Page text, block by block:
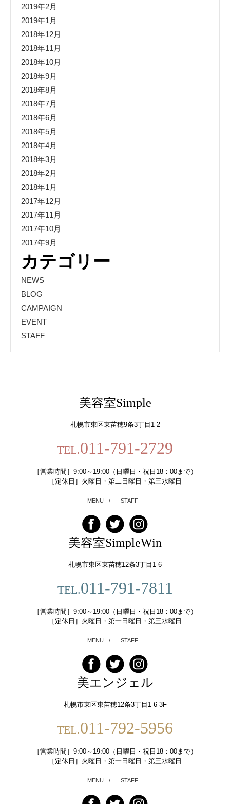
2019年2月
2019年1月
2018年12月
2018年11月
2018年10月
2018年9月
2018年8月
2018年7月
2018年6月
2018年5月
2018年4月
2018年3月
2018年2月
2018年1月
2017年12月
2017年11月
2017年10月
2017年9月
カテゴリー
NEWS
BLOG
CAMPAIGN
EVENT
STAFF
美容室Simple
札幌市東区東苗穂9条3丁目1-2
TEL.011-791-2729
［営業時間］9:00～19:00（日曜日・祝日18：00まで）
［定休日］火曜日・第二日曜日・第三水曜日
MENU / STAFF
美容室SimpleWin
札幌市東区東苗穂12条3丁目1-6
TEL.011-791-7811
［営業時間］9:00～19:00（日曜日・祝日18：00まで）
［定休日］火曜日・第一日曜日・第三水曜日
MENU / STAFF
美エンジェル
札幌市東区東苗穂12条3丁目1-6 3F
TEL.011-792-5956
［営業時間］9:00～19:00（日曜日・祝日18：00まで）
［定休日］火曜日・第一日曜日・第三水曜日
MENU / STAFF